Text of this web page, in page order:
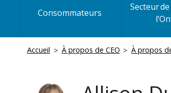
navigation
Consommateurs
Secteur de
Fil
Accueil À propos de CEO À propos